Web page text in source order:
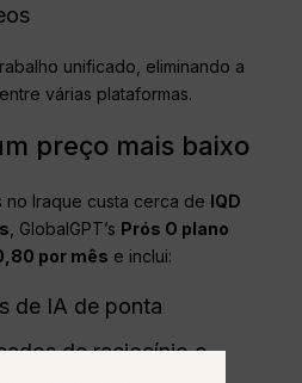
unificado, eliminando a
várias plataformas.
preço mais baixo
no Iraque custa cerca de IQD
, GlobalGPT’s Prós O plano
por mês e inclui:
de IA de ponta
de raciocínio e